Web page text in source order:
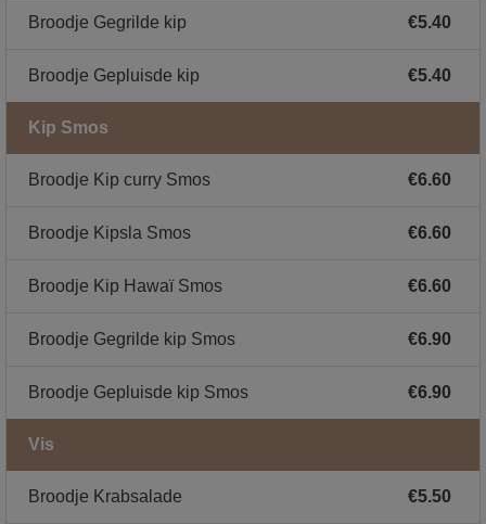
Broodje Gegrilde kip €5.40
Broodje Gepluisde kip €5.40
Kip Smos
Broodje Kip curry Smos €6.60
Broodje Kipsla Smos €6.60
Broodje Kip Hawaï Smos €6.60
Broodje Gegrilde kip Smos €6.90
Broodje Gepluisde kip Smos €6.90
Vis
Broodje Krabsalade €5.50